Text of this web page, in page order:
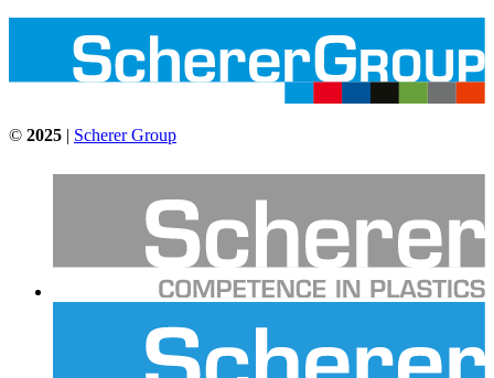
© 2025 | Scherer Group